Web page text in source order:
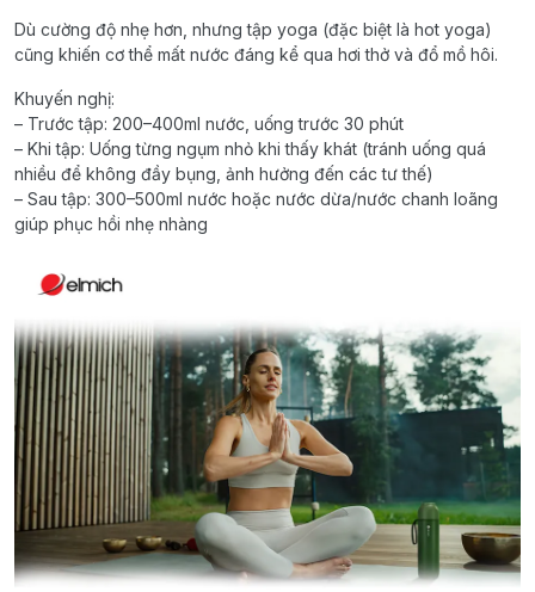
Dù cường độ nhẹ hơn, nhưng tập yoga (đặc biệt là hot yoga)
cũng khiến cơ thể mất nước đáng kể qua hơi thở và đổ mồ hôi.
Khuyến nghị:
– Trước tập: 200–400ml nước, uống trước 30 phút
– Khi tập: Uống từng ngụm nhỏ khi thấy khát (tránh uống quá
nhiều để không đầy bụng, ảnh hưởng đến các tư thế)
– Sau tập: 300–500ml nước hoặc nước dừa/nước chanh loãng
giúp phục hồi nhẹ nhàng